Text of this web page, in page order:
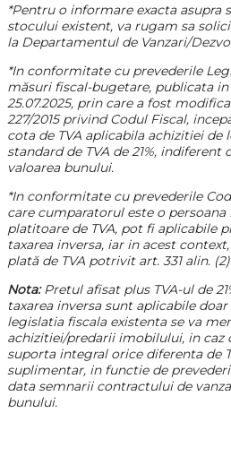
*Pentru o informare exacta asupra
stocului existent, va rugam sa
la Departamentul de Vanzari/
*In conformitate cu prevederile
măsuri fiscal-bugetare, publicata in
25.07.2025, prin care a fost
227/2015 privind Codul Fiscal,
cota de TVA aplicabila achizitiei de
standard de TVA de 21%, indiferent
valoarea bunului.
*In conformitate cu prevederile
care cumparatorul este o persoana
platitoare de TVA, pot fi aplicabile
taxarea inversa, iar in acest
plată de TVA potrivit art. 331 alin.
Nota:Pretul afisat plus TVA-ul de
taxarea inversa sunt aplicabile
legislatia fiscala existenta se va
achizitiei/predarii imobilului, in caz
suporta integral orice diferenta de
suplimentar, in functie de
data semnarii contractului de
bunului.